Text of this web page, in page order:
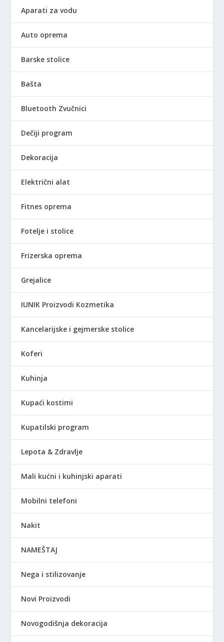
Aparati za vodu
Auto oprema
Barske stolice
Bašta
Bluetooth Zvučnici
Dečiji program
Dekoracija
Električni alat
Fitnes oprema
Fotelje i stolice
Frizerska oprema
Grejalice
IUNIK Proizvodi Kozmetika
Kancelarijske i gejmerske stolice
Koferi
Kuhinja
Kupaći kostimi
Kupatilski program
Lepota & Zdravlje
Mali kućni i kuhinjski aparati
Mobilni telefoni
Nakit
NAMEŠTAJ
Nega i stilizovanje
Novi Proizvodi
Novogodišnja dekoracija